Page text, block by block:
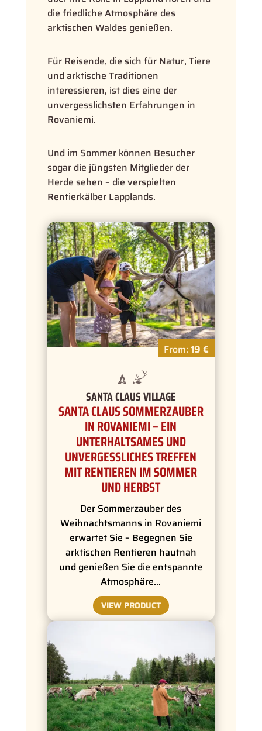
die friedliche Atmosphäre des
arktischen Waldes genießen.
Für Reisende, die sich für Natur, Tiere
und arktische Traditionen
interessieren, ist dies eine der
unvergesslichsten Erfahrungen in
Rovaniemi.
Und im Sommer können Besucher
sogar die jüngsten Mitglieder der
Herde sehen – die verspielten
Rentierkälber Lapplands.
From:19 €
SANTA CLAUS VILLAGE
SANTA CLAUS SOMMERZAUBER
IN ROVANIEMI – EIN
UNTERHALTSAMES UND
UNVERGESSLICHES TREFFEN
MIT RENTIEREN IM SOMMER
UND HERBST
Der Sommerzauber des
Weihnachtsmanns in Rovaniemi
erwartet Sie – Begegnen Sie
arktischen Rentieren hautnah
und genießen Sie die entspannte
Atmosphäre…
VIEW PRODUCT